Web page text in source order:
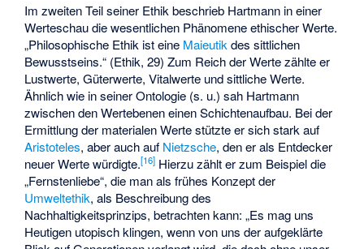
Im zweiten Teil seiner Ethik beschrieb Hartmann in einer
Werteschau die wesentlichen Phänomene ethischer Werte.
„Philosophische Ethik ist eine Maieutik des sittlichen
Bewusstseins.“ (Ethik, 29) Zum Reich der Werte zählte er
Lustwerte, Güterwerte, Vitalwerte und sittliche Werte.
Ähnlich wie in seiner Ontologie (s. u.) sah Hartmann
zwischen den Wertebenen einen Schichtenaufbau. Bei der
Ermittlung der materialen Werte stützte er sich stark auf
Aristoteles, aber auch auf Nietzsche, den er als Entdecker
neuer Werte würdigte.[16] Hierzu zählt er zum Beispiel die
„Fernstenliebe“, die man als frühes Konzept der
Umweltethik, als Beschreibung des
Nachhaltigkeitsprinzips, betrachten kann: „Es mag uns
Heutigen utopisch klingen, wenn von uns der aufgeklärte